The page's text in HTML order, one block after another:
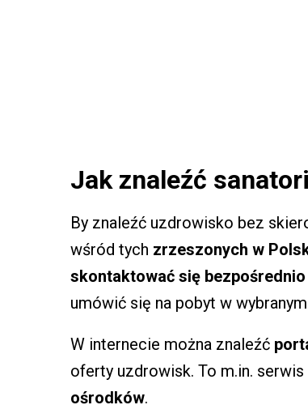
Jak znaleźć
By znaleźć uzdrowisko bez
wśród tych zrzeszonych w
skontaktować się
umówić się na pobyt w
W internecie można znaleźć
oferty uzdrowisk. To m.in.
ośrodków.